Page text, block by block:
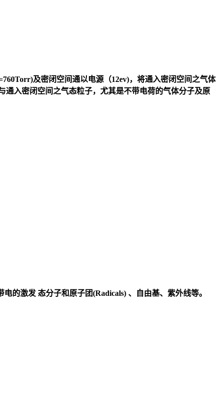
及密闭空间通以电源（12ev)，将通入密闭空间之气体
入密闭空间之气态粒子，尤其是不带电荷的气体分子及原
的激发 态分子和原子团(Radicals) 、自由基、紫外线等。